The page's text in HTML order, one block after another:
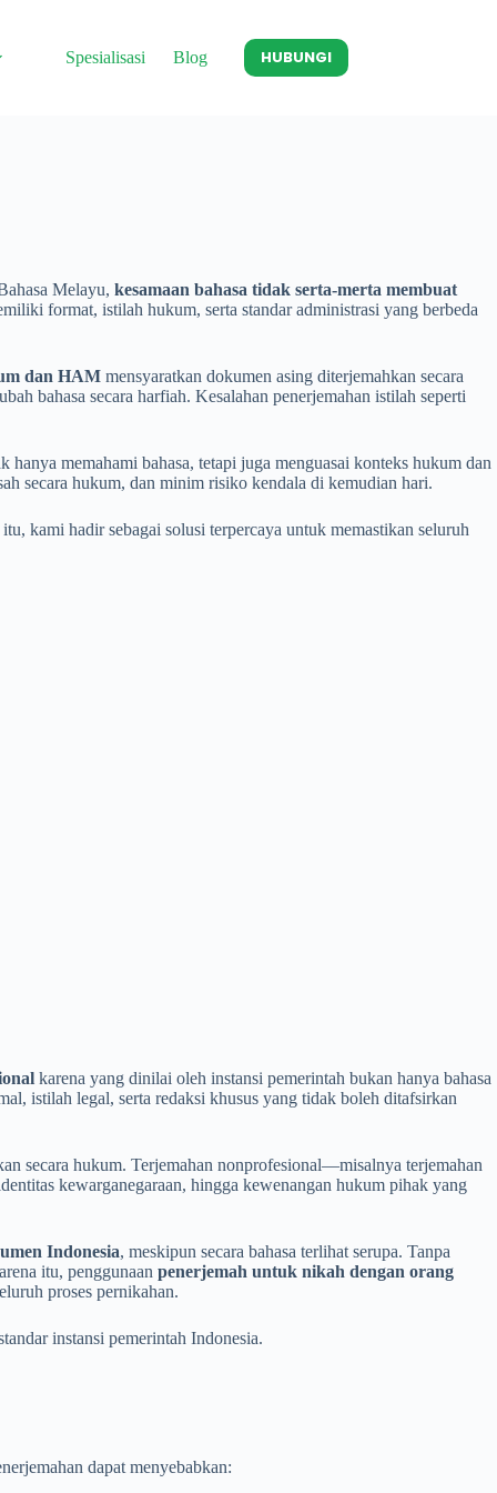
Spesialisasi Blog HUBUNGI
Melayu, kesamaan bahasa tidak serta-merta membuat
format, istilah hukum, serta standar administrasi yang berbeda
dan HAM mensyaratkan dokumen asing diterjemahkan secara
bahasa secara harfiah. Kesalahan penerjemahan istilah seperti
memahami bahasa, tetapi juga menguasai konteks hukum dan
secara hukum, dan minim risiko kendala di kemudian hari.
kami hadir sebagai solusi terpercaya untuk memastikan seluruh
karena yang dinilai oleh instansi pemerintah bukan hanya bahasa
istilah legal, serta redaksi khusus yang tidak boleh ditafsirkan
secara hukum. Terjemahan nonprofesional—misalnya terjemahan
kewarganegaraan, hingga kewenangan hukum pihak yang
Indonesia, meskipun secara bahasa terlihat serupa. Tanpa
itu, penggunaan penerjemah untuk nikah dengan orang
proses pernikahan.
instansi pemerintah Indonesia.
dapat menyebabkan: